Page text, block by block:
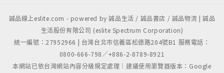
誠品線上eslite.com - powered by 誠品生活 / 誠品書店 / 誠品物流 | 誠品
生活股份有限公司 (eslite Spectrum Corporation)
統一編號：27952966 | 台灣台北市信義區松德路204號B1 服務電話：
0800-666-798／+886-2-8789-8921
本網站已依台灣網站內容分級規定處理｜建議使用瀏覽器版本：Google